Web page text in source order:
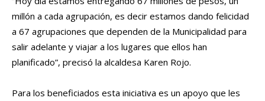
millón a cada agrupación, es decir estamos dando felicidad
a 67 agrupaciones que dependen de la Municipalidad para
salir adelante y viajar a los lugares que ellos han
planificado”, precisó la alcaldesa Karen Rojo.
Para los beneficiados esta iniciativa es un apoyo que les